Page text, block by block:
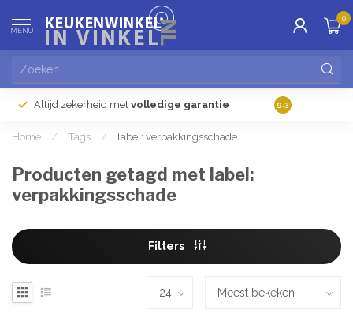
MENU
0
Altijd zekerheid met volledige garantie Gratis
9.3
Home / Tags / label: verpakkingsschade
Producten getagd met label:
verpakkingsschade
Filters